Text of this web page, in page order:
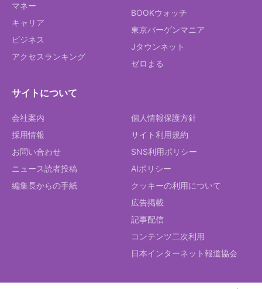
マネー
キャリア
ビジネス
アクセスランキング
BOOKウォッチ
東京バーゲンマニア
Jタウンネット
ゼロまる
サイトについて
会社案内
採用情報
お問い合わせ
ニュース読者投稿
編集長からの手紙
個人情報保護方針
サイト利用規約
SNS利用ポリシー
AIポリシー
クッキーの利用について
広告掲載
記事配信
コンテンツ二次利用
日本インターネット報道協会